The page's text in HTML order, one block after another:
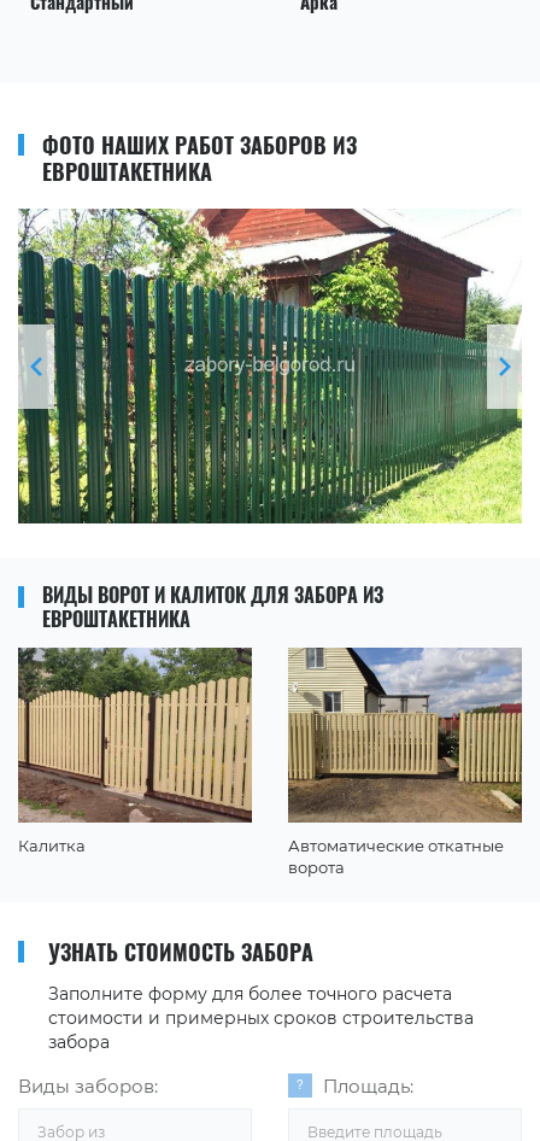
ФОТО НАШИХ РАБОТ ЗАБОРОВ ИЗ
ЕВРОШТАКЕТНИКА
ВИДЫ ВОРОТ И КАЛИТОК ДЛЯ ЗАБОРА ИЗ
ЕВРОШТАКЕТНИКА
Калитка
Автоматические откатные
ворота
УЗНАТЬ СТОИМОСТЬ ЗАБОРА
Заполните форму для более точного расчета
стоимости и примерных сроков строительства
забора
Виды заборов:
Забор из
Площадь: